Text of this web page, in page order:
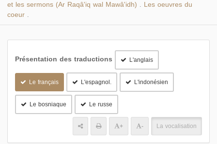
et les sermons (Ar Raqâ'iq wal Mawâ'idh) Les oeuvres du
coeur
Présentation des traductions L'anglais
Le français L'espagnol. L'indonésien
Le bosniaque Le russe
+ - La vocalisation